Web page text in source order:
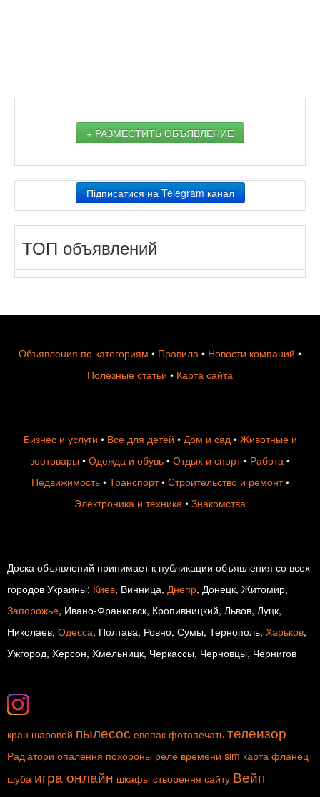
+ РАЗМЕСТИТЬ ОБЪЯВЛЕНИЕ
Підписатися на Telegram канал
ТОП объявлений
Объявления по категориям • Правила • Новости компаний •
Полезные статьи • Карта сайта
Бизнес и услуги • Все для детей • Дом и сад• Животные и
зоотовары • Одежда и обувь • Отдых и спорт• Работа •
Недвижимость• Транспорт• Строительство и ремонт•
Электроника и техника • Знакомства
Доска объявлений принимает к публикации объявления со всех
городов Украины: Киев, Винница, Днепр, Донецк, Житомир,
Запорожье, Ивано-Франковск, Кропивницкий, Львов, Луцк,
Николаев, Одесса, Полтава, Ровно, Сумы, Тернополь, Харьков,
Ужгород, Херсон, Хмельницк, Черкассы, Черновцы, Чернигов
кран шаровой пылесос евопак фотопечать телеизор
Радіатори опалення похороны реле времени sim карта фланец
шуба игра онлайн шкафы створення сайту Вейп